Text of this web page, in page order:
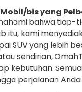
Mobil/bis yang
bahwa tiap-
itu, kami
SUV yang lebih
sendirian,
kebutuhan.
perjalanan